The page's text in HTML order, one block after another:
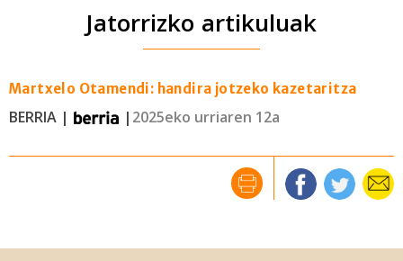
Jatorrizko artikuluak
Martxelo Otamendi: handira jotzeko kazetaritza
BERRIA | | 2025eko urriaren 12a